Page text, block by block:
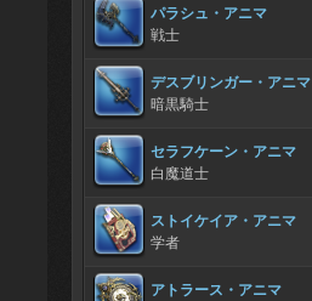
パラシュ・アニマ
戦士
デスブリンガー・アニマ
暗黒騎士
セラフケーン・アニマ
白魔道士
ストイケイア・アニマ
学者
アトラース・アニマ